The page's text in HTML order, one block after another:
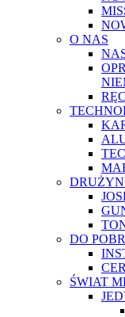
O NAS
DO
ŚWIAT